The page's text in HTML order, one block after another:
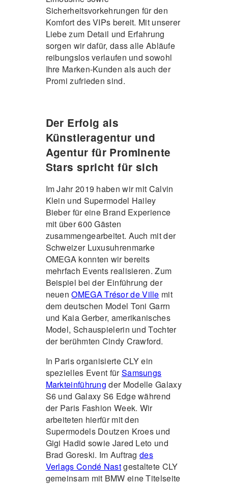
Sicherheitsvorkehrungen für den
Komfort des VIPs bereit. Mit unserer
Liebe zum Detail und Erfahrung
sorgen wir dafür, dass alle Abläufe
reibungslos verlaufen und sowohl
Ihre Marken-Kunden als auch der
Promi zufrieden sind.
Der Erfolg als
Künstleragentur und
Agentur für Prominente
Stars spricht für sich
Im Jahr 2019 haben wir mit Calvin
Klein und Supermodel Hailey
Bieber für eine Brand Experience
mit über 600 Gästen
zusammengearbeitet. Auch mit der
Schweizer Luxusuhrenmarke
OMEGA konnten wir bereits
mehrfach Events realisieren. Zum
Beispiel bei der Einführung der
neuenOMEGA Trésor de Ville mit
dem deutschen Model Toni Garrn
und Kaia Gerber, amerikanisches
Model, Schauspielerin und Tochter
der berühmten Cindy Crawford.
In Paris organisierte CLY ein
spezielles Event fürSamsungs
Markteinführung der Modelle Galaxy
S6 und Galaxy S6 Edge während
der Paris Fashion Week. Wir
arbeiteten hierfür mit den
Supermodels Doutzen Kroes und
Gigi Hadid sowie Jared Leto und
Brad Goreski. Im Auftragdes
Verlags Condé Nastgestaltete CLY
gemeinsam mit BMW eine Titelseite